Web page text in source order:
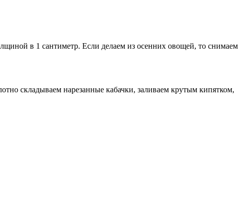
в 1 сантиметр. Если делаем из осенних овощей, то снимаем
складываем нарезанные кабачки, заливаем крутым кипятком,